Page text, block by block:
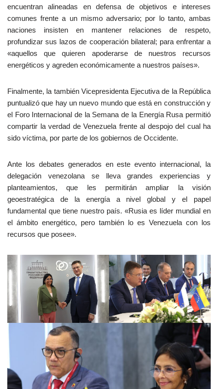
encuentran alineadas en defensa de objetivos e intereses
comunes frente a un mismo adversario; por lo tanto, ambas
naciones insisten en mantener relaciones de respeto,
profundizar sus lazos de cooperación bilateral; para enfrentar a
«aquellos que quieren apoderarse de nuestros recursos
energéticos y agreden económicamente a nuestros países».
Finalmente, la también Vicepresidenta Ejecutiva de la República
puntualizó que hay un nuevo mundo que está en construcción y
el Foro Internacional de la Semana de la Energía Rusa permitió
compartir la verdad de Venezuela frente al despojo del cual ha
sido víctima, por parte de los gobiernos de Occidente.
Ante los debates generados en este evento internacional, la
delegación venezolana se lleva grandes experiencias y
planteamientos, que les permitirán ampliar la visión
geoestratégica de la energía a nivel global y el papel
fundamental que tiene nuestro país. «Rusia es líder mundial en
el ámbito energético, pero también lo es Venezuela con los
recursos que posee».